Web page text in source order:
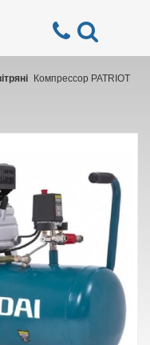
Компрессор PATRIOT